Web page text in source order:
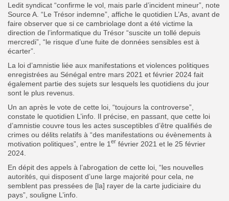
Ledit syndicat “confirme le vol, mais parle d’incident mineur”, note
Source A. “Le Trésor indemne”, affiche le quotidien L’As, avant de
faire observer que si ce cambriolage dont a été victime la
direction de l’informatique du Trésor “suscite un tollé depuis
mercredi”, “le risque d’une fuite de données sensibles est à
écarter”.
La loi d’amnistie liée aux manifestations et violences politiques
enregistrées au Sénégal entre mars 2021 et février 2024 fait
également partie des sujets sur lesquels les quotidiens du jour
sont le plus revenus.
Un an après le vote de cette loi, “toujours la controverse”,
constate le quotidien L’info. Il précise, en passant, que cette loi
d’amnistie couvre tous les actes susceptibles d’être qualifiés de
crimes ou délits relatifs à “des manifestations ou évènements à
motivation politiques”, entre le 1 er février 2021 et le 25 février
2024.
En dépit des appels à l’abrogation de cette loi, “les nouvelles
autorités, qui disposent d’une large majorité pour cela, ne
semblent pas pressées de [la] rayer de la carte judiciaire du
pays”, souligne L’info.